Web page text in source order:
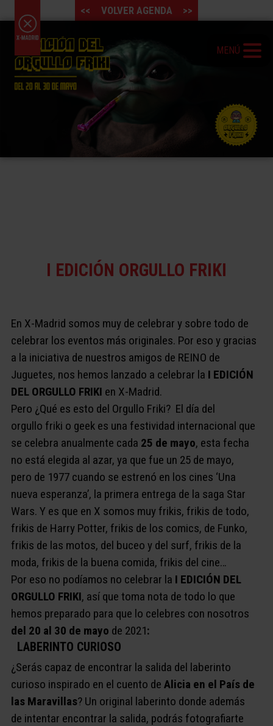
MENÚ
<< VOLVER AGENDA >>
I EDICIÓN ORGULLO FRIKI
En X-Madrid somos muy de celebrar y sobre todo de
celebrar los eventos más originales. Por eso y gracias
a la iniciativa de nuestros amigos de REINO de
Juguetes, nos hemos lanzado a celebrar la I EDICIÓN
DEL ORGULLO FRIKI en X-Madrid.
Pero ¿Qué es esto del Orgullo Friki? El día del
orgullo friki o geek es una festividad internacional que
se celebra anualmente cada 25 de mayo, esta fecha
no está elegida al azar, ya que fue un 25 de mayo,
pero de 1977 cuando se estrenó en los cines ‘Una
nueva esperanza’, la primera entrega de la saga Star
Wars. Y es que en X somos muy frikis, frikis de todo,
frikis de Harry Potter, frikis de los comics, de Funko,
frikis de las motos, del buceo y del surf, frikis de la
moda, frikis de la buena comida, frikis del cine…
Por eso no podíamos no celebrar la I EDICIÓN DEL
ORGULLO FRIKI, así que toma nota de todo lo que
hemos preparado para que lo celebres con nosotros
del 20 al 30 de mayo de 2021:
LABERINTO CURIOSO
¿Serás capaz de encontrar la salida del laberinto
curioso inspirado en el cuento de Alicia en el País de
las Maravillas? Un original laberinto donde además
de intentar encontrar la salida, podrás fotografiarte